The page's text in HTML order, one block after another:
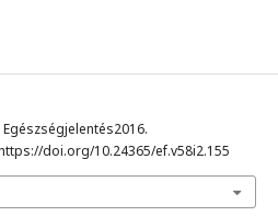
Egészségjelentés2016.
doi.org/10.24365/ef.v58i2.155